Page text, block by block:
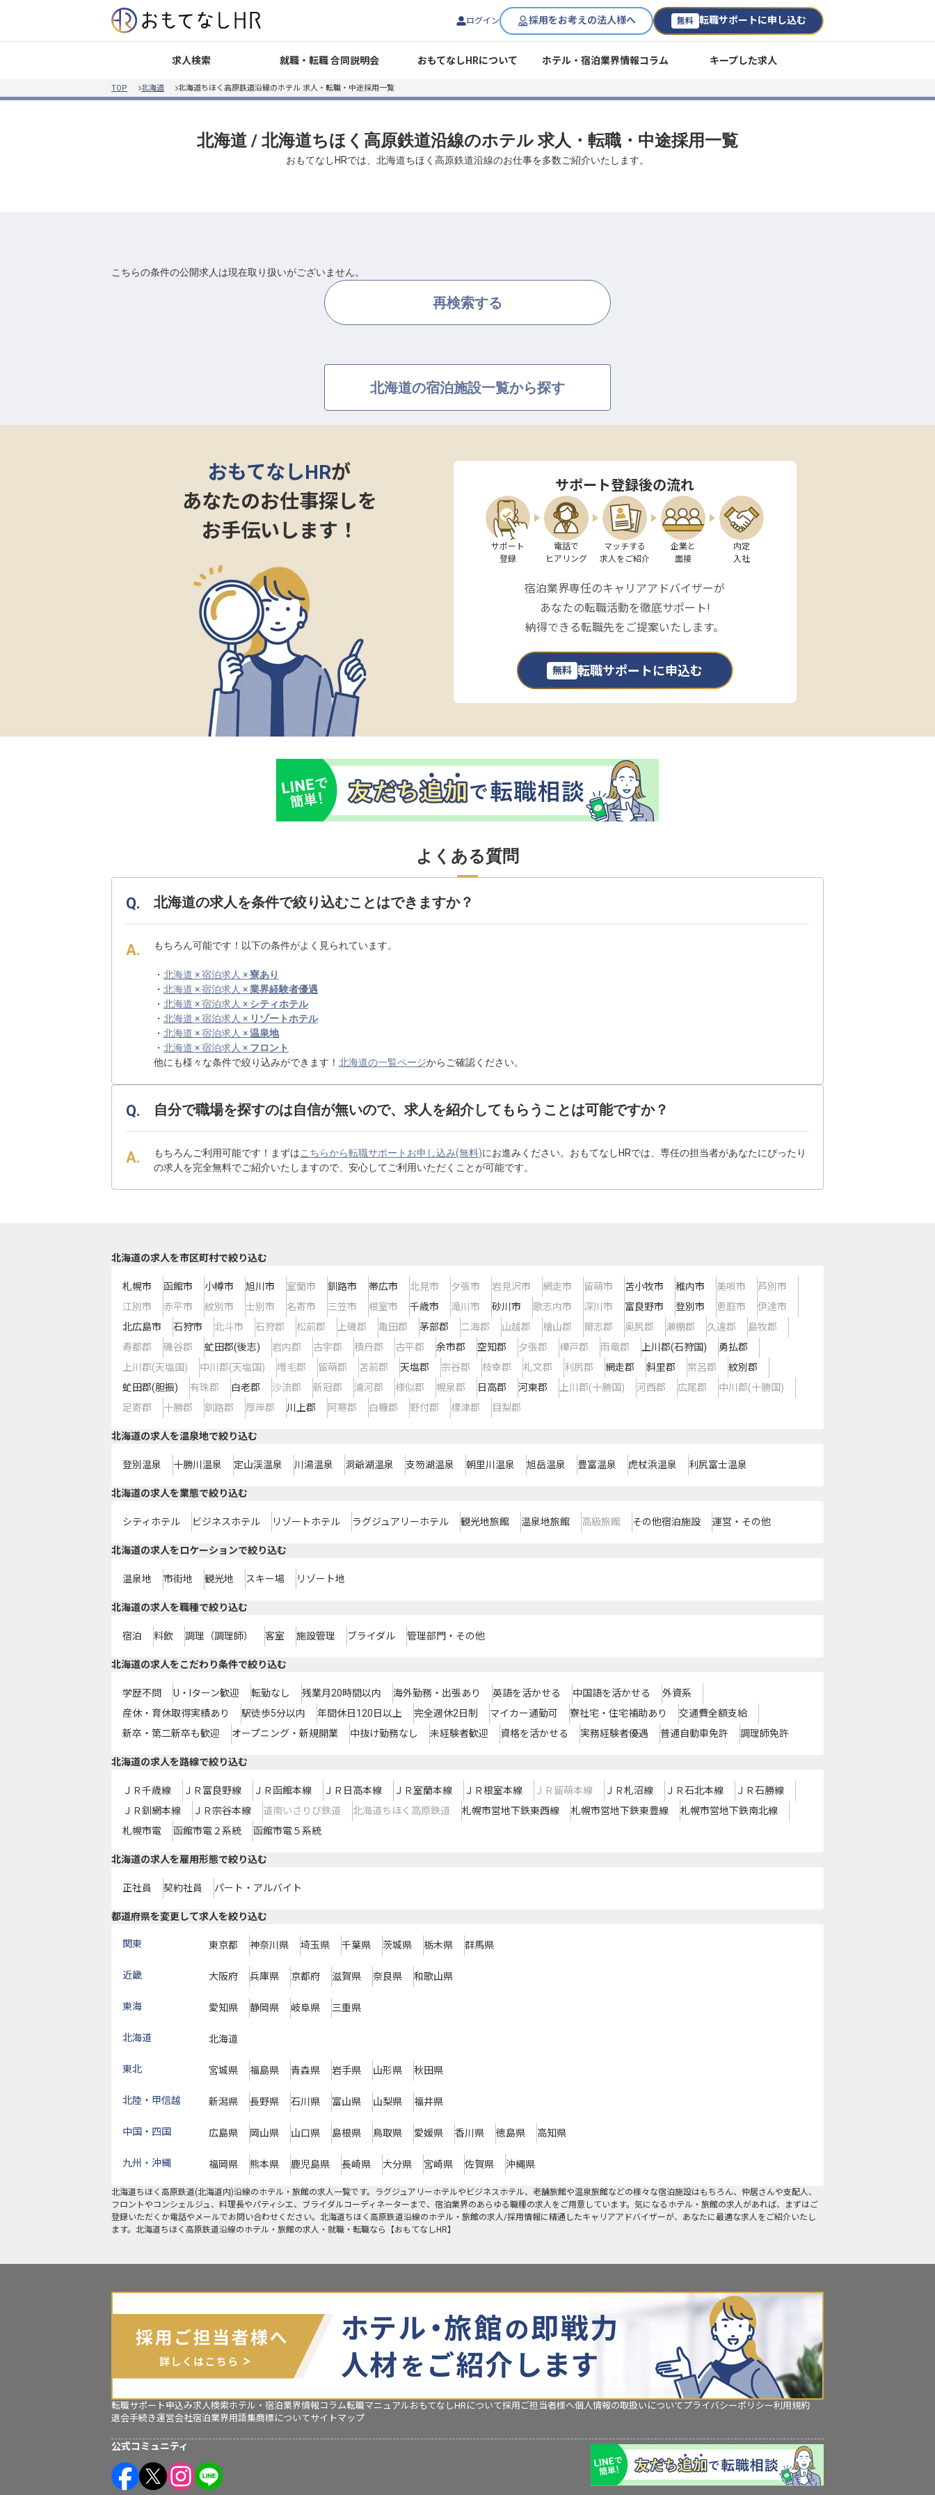
ログイン 採用をお考えの法人様へ 無料 転職サポートに申し込む
求人検索 就職・転職 合同説明会 おもてなしHRについて ホテル・宿泊業界情報コラム キープした求人
TOP 北海道 北海道ちほく高原鉄道沿線のホテル 求人・転職・中途採用一覧
北海道 / 北海道ちほく高原鉄道沿線のホテル 求人・転職・中途採用一覧
おもてなしHRでは、北海道ちほく高原鉄道沿線のお仕事を多数ご紹介いたします。
こちらの条件の公開求人は現在取り扱いがございません。
再検索する
北海道の宿泊施設一覧から探す
おもてなしHRが
あなたのお仕事探しを
お手伝いします！
サポート登録後の流れ
サポート
登録
電話で
ヒアリング
マッチする
求人をご紹介
企業と
面接
内定
入社
宿泊業界専任のキャリアアドバイザーが
あなたの転職活動を徹底サポート!
納得できる転職先をご提案いたします。
無料 転職サポートに申込む
よくある質問
北海道の求人を条件で絞り込むことはできますか？
もちろん可能です！以下の条件がよく見られています。
・ 北海道 × 宿泊求人 ×寮あり
・ 北海道 × 宿泊求人 ×業界経験者優遇
・ 北海道 × 宿泊求人 × シティホテル
・ 北海道 × 宿泊求人 × リゾートホテル
・ 北海道 × 宿泊求人 ×温泉地
・ 北海道 × 宿泊求人 × フロント
他にも様々な条件で絞り込みができます！ 北海道の一覧ページからご確認ください。
自分で職場を探すのは自信が無いので、求人を紹介してもらうことは可能ですか？
もちろんご利用可能です！まずはこちらから転職サポートお申し込み(無料)にお進みください。おもてなしHRでは、専任の担当者があなたにぴったり
の求人を完全無料でご紹介いたしますので、安心してご利用いただくことが可能です。
北海道の求人を市区町村で絞り込む
札幌市 函館市 小樽市 旭川市 室蘭市 釧路市 帯広市 北見市 夕張市 岩見沢市 網走市 留萌市 苫小牧市 稚内市 美唄市
芦別市
江別市
赤平市 紋別市 士別市 名寄市 三笠市 根室市 千歳市 滝川市 砂川市 歌志内市 深川市 富良野市 登別市 恵庭市
伊達市
北広島市
石狩市 北斗市 石狩郡 松前郡 上磯郡 亀田郡 茅部郡 二海郡 山越郡 檜山郡 爾志郡 奥尻郡 瀬棚郡 久遠郡
島牧郡
寿都郡
磯谷郡 虻田郡(後志) 岩内郡 古宇郡 積丹郡 古平郡 余市郡 空知郡 夕張郡 樺戸郡 雨竜郡 上川郡(石狩国)
勇払郡
上川郡(天塩国)
中川郡(天塩国) 増毛郡 留萌郡 苫前郡 天塩郡 宗谷郡 枝幸郡 礼文郡 利尻郡 網走郡 斜里郡 常呂郡
紋別郡
虻田郡(胆振)
有珠郡 白老郡 沙流郡 新冠郡 浦河郡 様似郡 幌泉郡 日高郡 河東郡 上川郡(十勝国) 河西郡 広尾郡
中川郡(十勝国)
足寄郡
十勝郡 釧路郡 厚岸郡 川上郡 阿寒郡 白糠郡 野付郡 標津郡 目梨郡
北海道の求人を温泉地で絞り込む
登別温泉 十勝川温泉 定山渓温泉 川湯温泉 洞爺湖温泉 支笏湖温泉 朝里川温泉 旭岳温泉 豊富温泉 虎杖浜温泉 利尻富士温泉
北海道の求人を業態で絞り込む
シティホテル ビジネスホテル リゾートホテル ラグジュアリーホテル 観光地旅館 温泉地旅館 高級旅館 その他宿泊施設 運営・その他
北海道の求人をロケーションで絞り込む
温泉地 市街地 観光地 スキー場 リゾート地
北海道の求人を職種で絞り込む
宿泊 料飲 調理（調理師） 客室 施設管理 ブライダル 管理部門・その他
北海道の求人をこだわり条件で絞り込む
学歴不問 U・Iターン歓迎 転勤なし 残業月20時間以内 海外勤務・出張あり 英語を活かせる 中国語を活かせる
外資系
産休・育休取得実績あり
駅徒歩5分以内 年間休日120日以上 完全週休2日制 マイカー通勤可 寮社宅・住宅補助あり
交通費全額支給
新卒・第二新卒も歓迎
オープニング・新規開業 中抜け勤務なし 未経験者歓迎 資格を活かせる 実務経験者優遇 普通自動車免許 調理師免許
北海道の求人を路線で絞り込む
ＪＲ千歳線 ＪＲ富良野線 ＪＲ函館本線 ＪＲ日高本線 ＪＲ室蘭本線 ＪＲ根室本線 ＪＲ留萌本線 ＪＲ札沼線 ＪＲ石北本線
ＪＲ石勝線
ＪＲ釧網本線
ＪＲ宗谷本線 道南いさりび鉄道 北海道ちほく高原鉄道 札幌市営地下鉄東西線 札幌市営地下鉄東豊線
札幌市営地下鉄南北線
札幌市電
函館市電２系統 函館市電５系統
北海道の求人を雇用形態で絞り込む
正社員 契約社員 パート・アルバイト
都道府県を変更して求人を絞り込む
関東 東京都 神奈川県 埼玉県 千葉県 茨城県 栃木県 群馬県
近畿 大阪府 兵庫県 京都府 滋賀県 奈良県 和歌山県
東海 愛知県 静岡県 岐阜県 三重県
北海道 北海道
東北 宮城県 福島県 青森県 岩手県 山形県 秋田県
北陸・甲信越 新潟県 長野県 石川県 富山県 山梨県 福井県
中国・四国 広島県 岡山県 山口県 島根県 鳥取県 愛媛県 香川県 徳島県 高知県
九州・沖縄 福岡県 熊本県 鹿児島県 長崎県 大分県 宮崎県 佐賀県 沖縄県
北海道ちほく高原鉄道(北海道内)沿線のホテル・旅館の求人一覧です。ラグジュアリーホテルやビジネスホテル、老舗旅館や温泉旅館などの様々な宿泊施設はもちろん、仲居さんや支配人、
フロントやコンシェルジュ、料理長やパティシエ、ブライダルコーディネーターまで、宿泊業界のあらゆる職種の求人をご用意しています。気になるホテル・旅館の求人があれば、まずはご
登録いただくか電話やメールでお問い合わせください。北海道ちほく高原鉄道沿線のホテル・旅館の求人/採用情報に精通したキャリアアドバイザーが、あなたに最適な求人をご紹介いたし
ます。北海道ちほく高原鉄道沿線のホテル・旅館の求人・就職・転職なら【おもてなしHR】
転職サポート申込み求人検索ホテル・宿泊業界情報コラム転職マニュアルおもてなしHRについて採用ご担当者様へ個人情報の取扱いについてプライバシーポリシー利用規約
退会手続き運営会社宿泊業界用語集商標についてサイトマップ
公式コミュニティ